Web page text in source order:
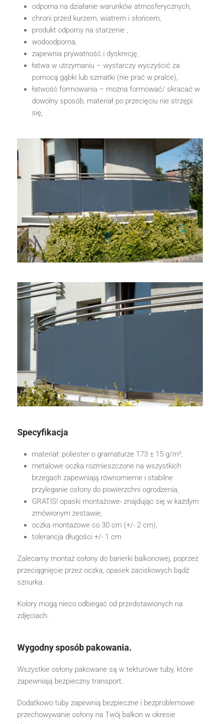
odporna na działanie warunków atmosferycznych,
chroni przed kurzem, wiatrem i słońcem,
produkt odporny na starzenie ,
wodoodporna,
zapewnia prywatność i dyskrecję,
łatwa w utrzymaniu – wystarczy wyczyścić za
pomocą gąbki lub szmatki (nie prać w pralce),
łatwość formowania – można formować/ skracać w
dowolny sposób, materiał po przecięciu nie strzępi
się,
Specyfikacja
materiał: poliester o gramaturze 173 ± 15 g/m²,
metalowe oczka rozmieszczone na wszystkich
brzegach zapewniają równomierne i stabilne
przyleganie osłony do powierzchni ogrodzenia,
GRATIS! opaski montażowe- znajdując się w każdym
zmówionym zestawie,
oczka montażowe co 30 cm (+/- 2 cm),
tolerancja długości +/- 1 cm
Zalecamy montaż osłony do barierki balkonowej, poprzez
przeciągnięcie przez oczka, opasek zaciskowych bądź
sznurka.
Kolory mogą nieco odbiegać od przedstawionych na
zdjęciach.
Wygodny sposób pakowania.
Wszystkie osłony pakowane są w tekturowe tuby, które
zapewniają bezpieczny transport.
Dodatkowo tuby zapewnią bezpieczne i bezproblemowe
przechowywanie osłony na Twój balkon w okresie